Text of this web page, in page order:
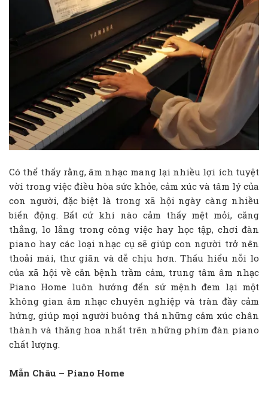
Có thể thấy rằng, âm nhạc mang lại nhiều lợi ích tuyệt
vời trong việc điều hòa sức khỏe, cảm xúc và tâm lý của
con người, đặc biệt là trong xã hội ngày càng nhiều
biến động. Bất cứ khi nào cảm thấy mệt mỏi, căng
thẳng, lo lắng trong công việc hay học tập, chơi đàn
piano hay các loại nhạc cụ sẽ giúp con người trở nên
thoải mái, thư giãn và dễ chịu hơn. Thấu hiểu nỗi lo
của xã hội về căn bệnh trầm cảm, trung tâm âm nhạc
Piano Home luôn hướng đến sứ mệnh đem lại một
không gian âm nhạc chuyên nghiệp và tràn đầy cảm
hứng, giúp mọi người buông thả những cảm xúc chân
thành và thăng hoa nhất trên những phím đàn piano
chất lượng.
Mẫn Châu – Piano Home